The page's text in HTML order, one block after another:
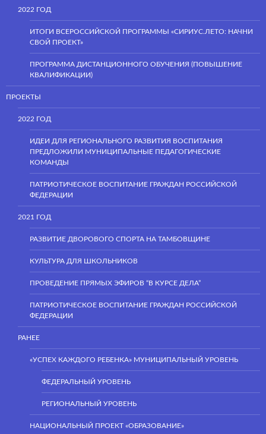
2022 ГОД
ИТОГИ ВСЕРОССИЙСКОЙ ПРОГРАММЫ «СИРИУС.ЛЕТО: НАЧНИ
СВОЙ ПРОЕКТ»
ПРОГРАММА ДИСТАНЦИОННОГО ОБУЧЕНИЯ (ПОВЫШЕНИЕ
КВАЛИФИКАЦИИ)
ПРОЕКТЫ
2022 ГОД
ИДЕИ ДЛЯ РЕГИОНАЛЬНОГО РАЗВИТИЯ ВОСПИТАНИЯ
ПРЕДЛОЖИЛИ МУНИЦИПАЛЬНЫЕ ПЕДАГОГИЧЕСКИЕ
КОМАНДЫ
ПАТРИОТИЧЕСКОЕ ВОСПИТАНИЕ ГРАЖДАН РОССИЙСКОЙ
ФЕДЕРАЦИИ
2021 ГОД
РАЗВИТИЕ ДВОРОВОГО СПОРТА НА ТАМБОВЩИНЕ
КУЛЬТУРА ДЛЯ ШКОЛЬНИКОВ
ПРОВЕДЕНИЕ ПРЯМЫХ ЭФИРОВ “В КУРСЕ ДЕЛА”
ПАТРИОТИЧЕСКОЕ ВОСПИТАНИЕ ГРАЖДАН РОССИЙСКОЙ
ФЕДЕРАЦИИ
РАНЕЕ
«УСПЕХ КАЖДОГО РЕБЕНКА» МУНИЦИПАЛЬНЫЙ УРОВЕНЬ
ФЕДЕРАЛЬНЫЙ УРОВЕНЬ
РЕГИОНАЛЬНЫЙ УРОВЕНЬ
НАЦИОНАЛЬНЫЙ ПРОЕКТ «ОБРАЗОВАНИЕ»